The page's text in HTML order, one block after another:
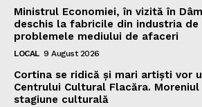
Ministrul Economiei, în vizită în
deschis la fabricile din industria de
problemele mediului de afaceri
LOCAL 9 August 2026
Cortina se ridică și mari artiști vor
Centrului Cultural Flacăra.
stagiune culturală